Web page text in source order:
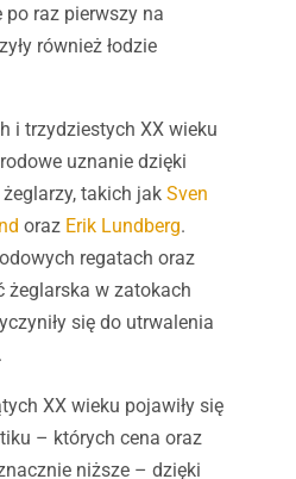
raz pierwszy na
również łodzie
i trzydziestych XX wieku
uznanie dzięki
takich jak Sven
oraz Erik Lundberg.
regatach oraz
w zatokach
się do utrwalenia
XX wieku pojawiły się
– których cena oraz
niższe – dzięki